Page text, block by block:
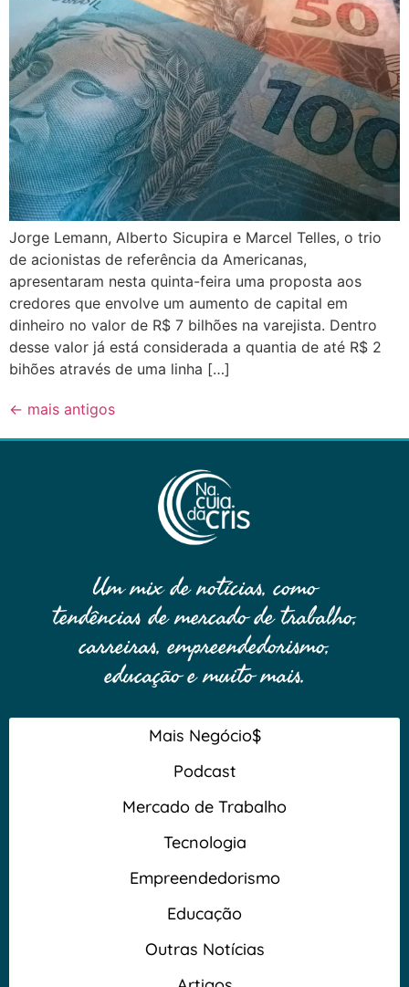
Jorge Lemann, Alberto Sicupira e Marcel Telles, o trio
de acionistas de referência da Americanas,
apresentaram nesta quinta-feira uma proposta aos
credores que envolve um aumento de capital em
dinheiro no valor de R$ 7 bilhões na varejista. Dentro
desse valor já está considerada a quantia de até R$ 2
bihões através de uma linha […]
← mais antigos
Um mix de notícias, como
tendências de mercado de trabalho,
carreiras, empreendedorismo,
educação e muito mais.
Mais Negócio$
Podcast
Mercado de Trabalho
Tecnologia
Empreendedorismo
Educação
Outras Notícias